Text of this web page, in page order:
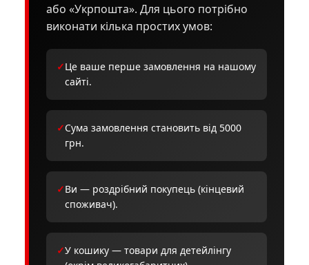
або «Укрпошта». Для цього потрібно
виконати кілька простих умов:
✓Це ваше перше замовлення на нашому
сайті.
✓Сума замовлення становить від 5000
грн.
✓Ви — роздрібний покупець (кінцевий
споживач).
✓У кошику — товари для детейлінгу